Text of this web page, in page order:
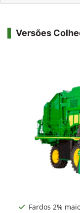
Versões
Fardos 2%